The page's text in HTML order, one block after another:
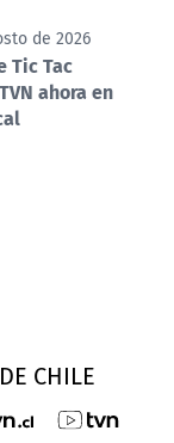
de 2026
Tic Tac
ahora en
CHILE